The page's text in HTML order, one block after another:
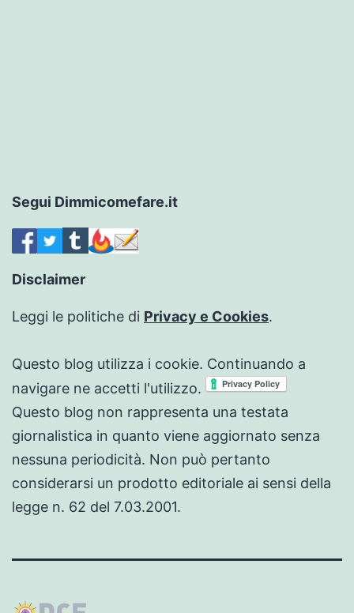
Segui Dimmicomefare.it
Disclaimer
Leggi le politiche di Privacy e Cookies.
Questo blog utilizza i cookie. Continuando a
navigare ne accetti l'utilizzo.
Questo blog non rappresenta una testata
giornalistica in quanto viene aggiornato senza
nessuna periodicità. Non può pertanto
considerarsi un prodotto editoriale ai sensi della
legge n. 62 del 7.03.2001.